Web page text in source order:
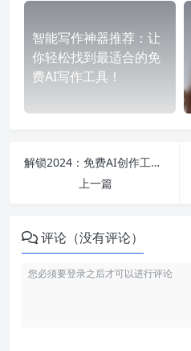
智能写作神器推荐：让
你轻松找到最适合的免
费AI写作工具！
解锁2024：免费AI创作工具的崛起与智能写作时代的影响
上一篇
评论（没有评论）